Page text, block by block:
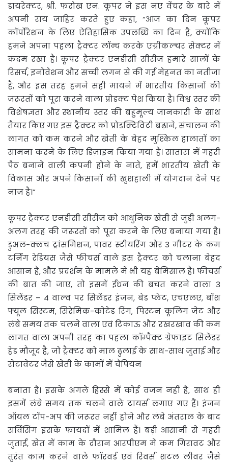
डायरेक्टर, श्री. फरोख एन. कूपर ने इस नए वेंचर के बारे में
अपनी राय जाहिर करते हुए कहा, “आज का दिन कूपर
कॉर्पोरेशन के लिए ऐतिहासिक उपलब्धि का दिन है, क्योंकि
हमने अपना पहला ट्रैक्टर लॉन्च करके एग्रीकल्चर सेक्टर में
कदम रखा है। कूपर ट्रैक्टर एनडीसी सीरीज़ हमारे सालों के
रिसर्च, इनोवेशन और सच्ची लगन से की गई मेहनत का नतीजा
है, और इस तरह हमने सही मायने में भारतीय किसानों की
ज़रूरतों को पूरा करने वाला प्रोडक्ट पेश किया है। विश्व स्तर की
विशेषज्ञता और स्थानीय स्तर की बहुमूल्य जानकारी के साथ
तैयार किए गए इस ट्रैक्टर को प्रोडक्टिविटी बढ़ाने, संचालन की
लागत को कम करने और खेती के बेहद मुश्किल हालातों का
सामना करने के लिए डिज़ाइन किया गया है। सातारा में गहरी
पैठ बनाने वाली कंपनी होने के नाते, हमें भारतीय खेती के
विकास और अपने किसानों की खुशहाली में योगदान देने पर
नाज़ है।”
कूपर ट्रैक्टर एनडीसी सीरीज़ को आधुनिक खेती से जुड़ी अलग-
अलग तरह की जरूरतों को पूरा करने के लिए बनाया गया है।
डुअल-क्लच ट्रांसमिशन, पावर स्टीयरिंग और 3 मीटर के कम
टर्निंग रेडियस जैसे फीचर्स वाले इस ट्रैक्टर को चलाना बेहद
आसान है, और प्रदर्शन के मामले में भी यह बेमिसाल है। फीचर्स
की बात की जाए, तो इसमें ईंधन की बचत करने वाला 3
सिलेंडर – 4 वाल्व पर सिलेंडर इंजन, बेड प्लेट, एचएलए, बॉश
फ्यूल सिस्टम, सिरेमिक-कोटेड रिंग, पिस्टन कूलिंग जेट और
लंबे समय तक चलने वाला एवं टिकाऊ और रखरखाव की कम
लागत वाला अपनी तरह का पहला कॉम्पैक्ट ग्रेफाइट सिलेंडर
हेड मौजूद है, जो ट्रैक्टर को माल ढुलाई के साथ-साथ जुताई और
रोटावेटर जैसे खेती के कामों में चैंपियन
बनाता है। इसके अगले हिस्से में कोई वजन नहीं है, साथ ही
इसमें लंबे समय तक चलने वाले टायर्स लगाए गए हैं। इंजन
ऑयल टॉप-अप की जरूरत नहीं होने और लंबे अंतराल के बाद
सर्विसिंग इसके फायदों में शामिल हैं। बड़ी आसानी से गहरी
जुताई, खेत में काम के दौरान आरपीएम में कम गिरावट और
तुरंत काम करने वाले फॉरवर्ड एवं रिवर्स शटल लीवर जैसे